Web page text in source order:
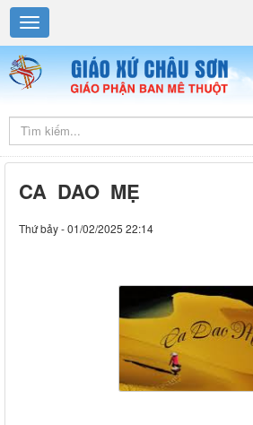
CA DAO MẸ
Thứ bảy - 01/02/2025 22:14